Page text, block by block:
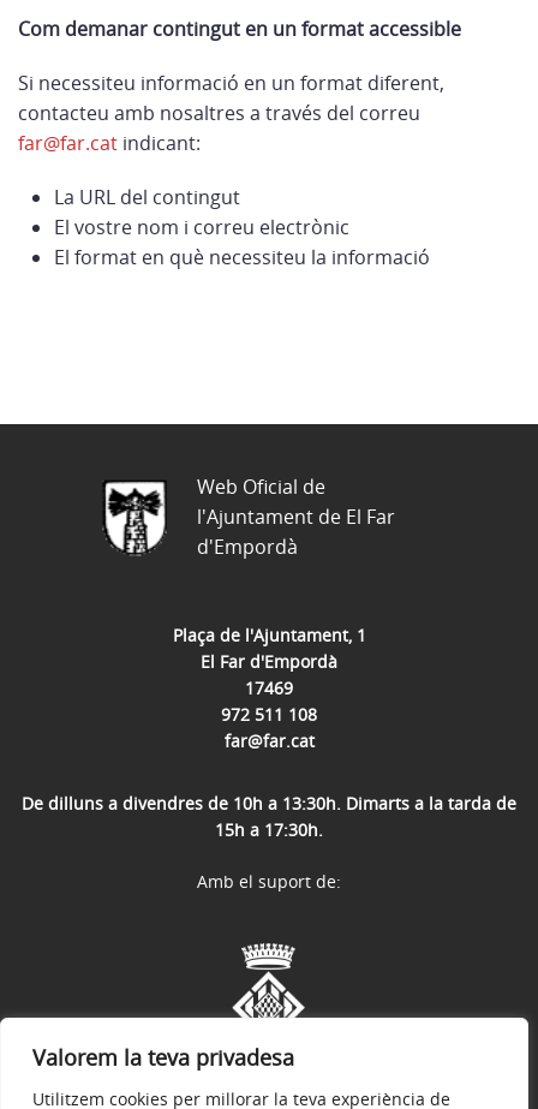
Valorem la teva privadesa
Utilitzem cookies per millorar la teva experiència de
Com demanar contingut en un format accessible
Si necessiteu informació en un format diferent,
contacteu amb nosaltres a través del correu
far@far.cat indicant:
La URL del contingut
El vostre nom i correu electrònic
El format en què necessiteu la informació
Plaça de l'Ajuntament, 1
El Far d'Empordà
17469
972 511 108
far@far.cat
De dilluns a divendres de 10h a 13:30h. Dimarts a la tarda de
15h a 17:30h.
Web Oficial de
l'Ajuntament de El Far
d'Empordà
Amb el suport de: